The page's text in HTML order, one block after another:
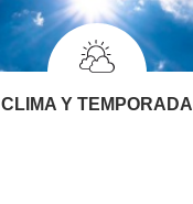
CLIMA Y TEMPORADA